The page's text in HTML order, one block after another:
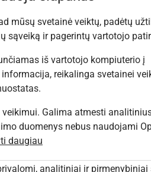
mūsų svetainė veiktų, padėtų
sąveiką ir pagerintų vartotojo
iš vartotojo kompiuterio į
reikalinga svetainei
veikimui. Galima atmesti
duomenys nebus naudojami
daugiau
analitiniai ir pirmenybiniai